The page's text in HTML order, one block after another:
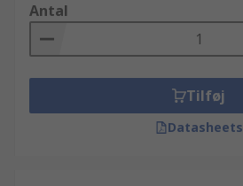
Antal
Tilføj
Datasheets